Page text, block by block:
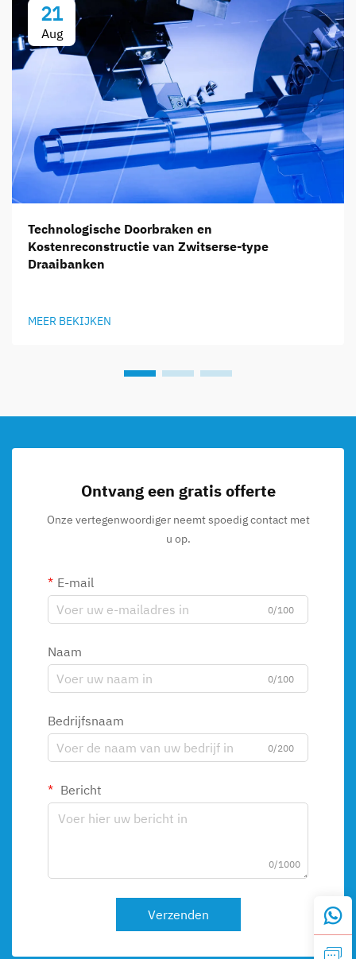
21
Aug
Technologische Doorbraken en
Kostenreconstructie van Zwitserse-type
Draaibanken
MEER BEKIJKEN
Ontvang een gratis offerte
Onze vertegenwoordiger neemt spoedig contact met
u op.
E-mail
0/100
Naam
0/100
Bedrijfsnaam
0/200
Bericht
0/1000
Verzenden